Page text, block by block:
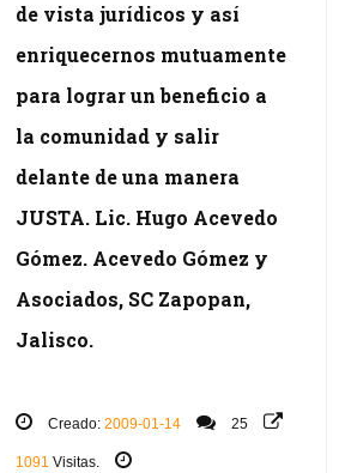
de vista jurídicos y así
enriquecernos mutuamente
para lograr un beneficio a
la comunidad y salir
delante de una manera
JUSTA. Lic. Hugo Acevedo
Gómez. Acevedo Gómez y
Asociados, SC Zapopan,
Jalisco.
Creado: 2009-01-14 25
1091 Visitas.